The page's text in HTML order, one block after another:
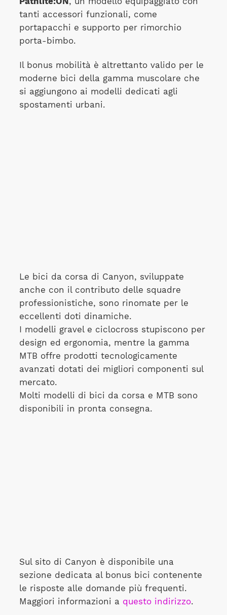
tanti accessori funzionali, come
portapacchi e supporto per rimorchio
porta-bimbo.
Il bonus mobilità è altrettanto valido per le
moderne bici della gamma muscolare che
si aggiungono ai modelli dedicati agli
spostamenti urbani.
Le bici da corsa di Canyon, sviluppate
anche con il contributo delle squadre
professionistiche, sono rinomate per le
eccellenti doti dinamiche.
I modelli gravel e ciclocross stupiscono per
design ed ergonomia, mentre la gamma
MTB offre prodotti tecnologicamente
avanzati dotati dei migliori componenti sul
mercato.
Molti modelli di bici da corsa e MTB sono
disponibili in pronta consegna.
Sul sito di Canyon è disponibile una
sezione dedicata al bonus bici contenente
le risposte alle domande più frequenti.
Maggiori informazioni a questo indirizzo.